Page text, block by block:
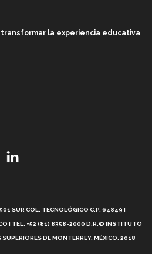
transformar la experiencia educativa
Modelo Educativo Tec? (video)
SUR COL. TECNOLÓGICO C.P. 64849 |
| TEL. +52 (81) 8358-2000 D.R.© INSTITUTO
DE MONTERREY, MÉXICO. 2018